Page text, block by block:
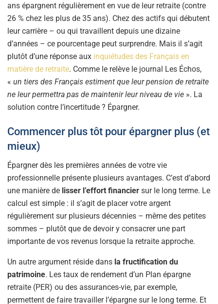
ans épargnent régulièrement en vue de leur retraite (contre
26 % chez les plus de 35 ans). Chez des actifs qui débutent
leur carrière – ou qui travaillent depuis une dizaine
d’années – ce pourcentage peut surprendre. Mais il s’agit
plutôt d’une réponse aux inquiétudes des Français en
matière de retraite. Comme le relève le journal Les Échos,
« un tiers des Français estiment que leur pension de retraite
ne leur permettra pas de maintenir leur niveau de vie ». La
solution contre l’incertitude ? Épargner.
Commencer plus tôt pour épargner plus (et
mieux)
Épargner dès les premières années de votre vie
professionnelle présente plusieurs avantages. C’est d’abord
une manière de lisser l’effort financier sur le long terme. Le
calcul est simple : il s’agit de placer votre argent
régulièrement sur plusieurs décennies – même des petites
sommes – plutôt que de devoir y consacrer une part
importante de vos revenus lorsque la retraite approche.
Un autre argument réside dans la fructification du
patrimoine. Les taux de rendement d’un Plan épargne
retraite (PER) ou des assurances-vie, par exemple,
permettent de faire travailler l’épargne sur le long terme. Et